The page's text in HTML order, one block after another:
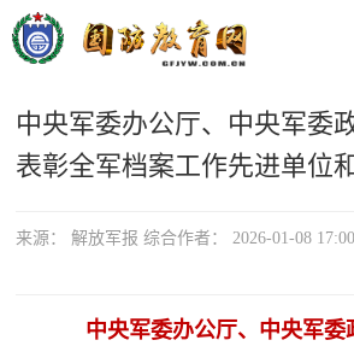
首
时
要
中央军委办公厅、中央军委
表彰全军档案工作先进单位
来源： 解放军报 综合作者： 2026-01-08 17:00
中央军委办公厅、中央军委